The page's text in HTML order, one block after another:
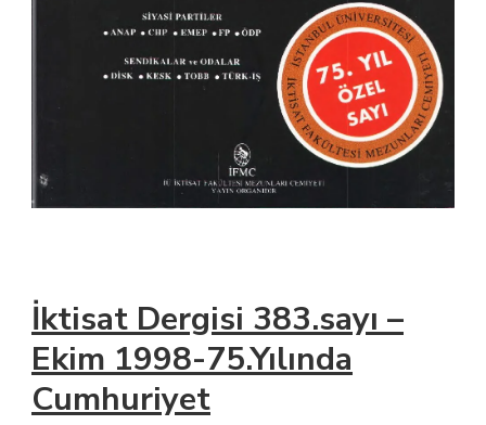
İktisat Dergisi 383.sayı –
Ekim 1998-75.Yılında
Cumhuriyet